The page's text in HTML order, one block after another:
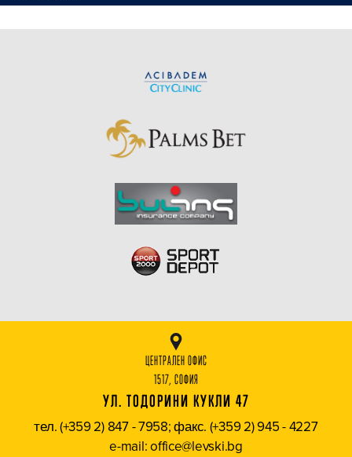
ЦЕНТРАЛЕН ОФИС
1517, СОФИЯ
УЛ. ТОДОРИНИ КУКЛИ 47
тел. (+359 2) 847 - 7958; факс. (+359 2) 945 - 4227
e-mail: office@levski.bg